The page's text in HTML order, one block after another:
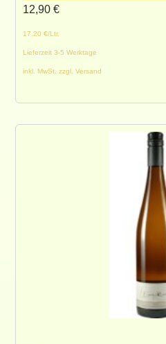
17.20 €/Ltr.
Lieferzeit 3-5 Werktage
inkl. MwSt. zzgl. Versand
12,90 €